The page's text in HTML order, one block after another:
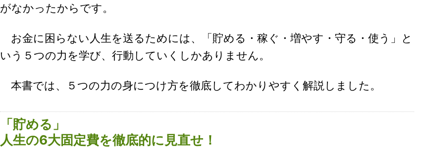
がなかったからです。
お金に困らない人生を送るためには、「貯める・稼ぐ・増やす・守る・使う」と
いう５つの力を学び、行動していくしかありません。
本書では、５つの力の身につけ方を徹底してわかりやすく解説しました。
「貯める」
人生の6大固定費を徹底的に見直せ！